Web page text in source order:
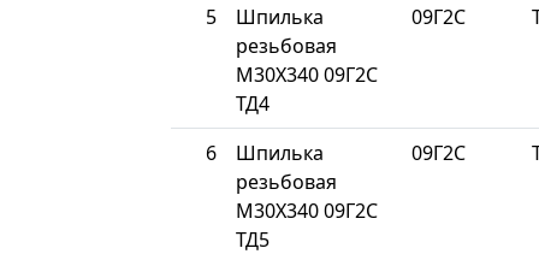
5
Шпилька
резьбовая
М30Х340 09Г2С
ТД4
09Г2С
6
Шпилька
резьбовая
М30Х340 09Г2С
ТД5
09Г2С